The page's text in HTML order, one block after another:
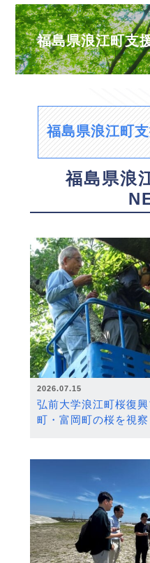
福島県浪江町支
福島県浪江町
福島県浪
2026.07.15
弘前大学浪江町桜復
町・富岡町の桜を視察